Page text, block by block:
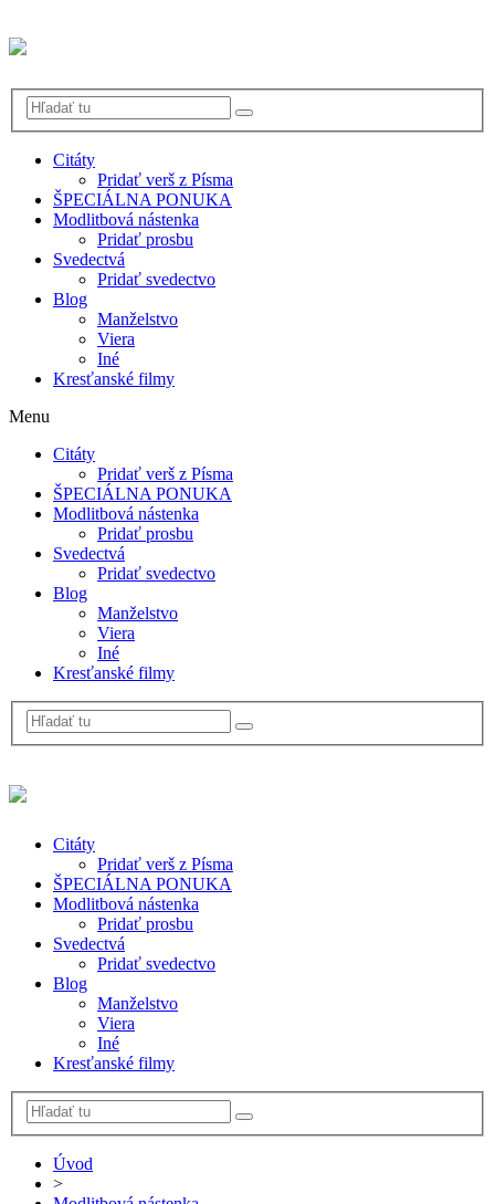
Citáty
Pridať verš z Písma
ŠPECIÁLNA PONUKA
Modlitbová nástenka
Pridať prosbu
Svedectvá
Pridať svedectvo
Blog
Manželstvo
Viera
Iné
Kresťanské filmy
Menu
Citáty
Pridať verš z Písma
ŠPECIÁLNA PONUKA
Modlitbová nástenka
Pridať prosbu
Svedectvá
Pridať svedectvo
Blog
Manželstvo
Viera
Iné
Kresťanské filmy
Citáty
Pridať verš z Písma
ŠPECIÁLNA PONUKA
Modlitbová nástenka
Pridať prosbu
Svedectvá
Pridať svedectvo
Blog
Manželstvo
Viera
Iné
Kresťanské filmy
Úvod
>